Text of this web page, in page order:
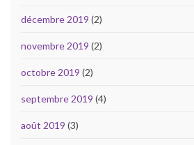
décembre 2019 (2)
novembre 2019 (2)
octobre 2019 (2)
septembre 2019 (4)
août 2019 (3)